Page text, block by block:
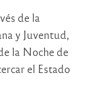
de la
y Juventud,
la Noche de
el Estado